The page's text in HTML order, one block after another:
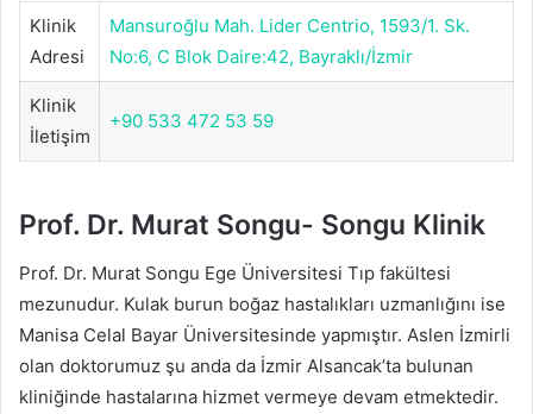
Klinik
Adresi
Mansuroğlu Mah. Lider Centrio, 1593/1. Sk.
No:6, C Blok Daire:42, Bayraklı/İzmir
Klinik
İletişim
+90 533 472 53 59
Prof. Dr. Murat Songu- Songu Klinik
Prof. Dr. Murat Songu Ege Üniversitesi Tıp fakültesi
mezunudur. Kulak burun boğaz hastalıkları uzmanlığını ise
Manisa Celal Bayar Üniversitesinde yapmıştır. Aslen İzmirli
olan doktorumuz şu anda da İzmir Alsancak’ta bulunan
kliniğinde hastalarına hizmet vermeye devam etmektedir.